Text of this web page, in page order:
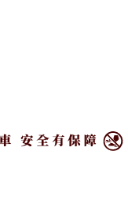
末雙層牛肉